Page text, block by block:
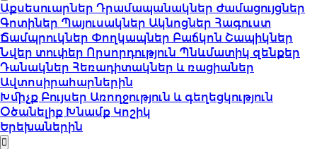
Աքսեսուարներ Դրամապանակներ Ժամացույցներ
Գոտիներ Պայուսակներ Ակնոցներ Հագուստ
Ճամպրուկներ Փողկապներ Բաճկոն Շապիկներ
Նվեր տուփեր Որսորդություն Պնևմատիկ զենքեր
Դանակներ Հեռադիտակներ և ռացիաներ
Ավտոսիրահարներին
Խմիչք Բույսեր Առողջություն և գեղեցկություն
Օծանելիք Խնամք Կոշիկ
Երեխաներին